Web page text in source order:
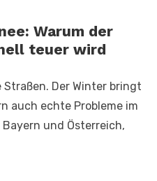
Warum der
teuer wird
Der Winter bringt
auch echte Probleme im
und Österreich,